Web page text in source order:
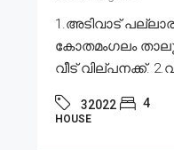
1.അടിവാട്
കോതമംഗലം
വീട് വില്പനക്ക്.
32022 4
HOUSE